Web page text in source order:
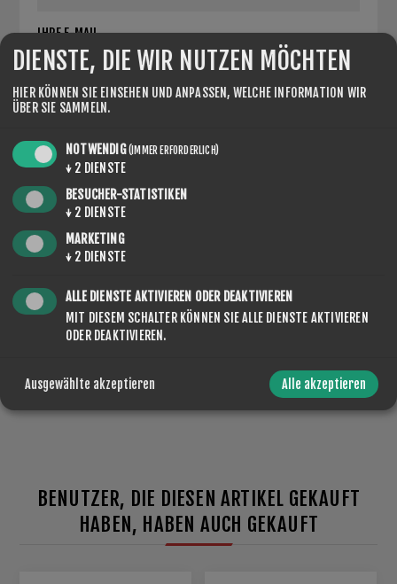
IHRE E-MAIL
ANFRAGE
BENUTZER, DIE DIESEN ARTIKEL GEKAUFT
HABEN, HABEN AUCH GEKAUFT
DIENSTE, DIE WIR NUTZEN MÖCHTEN
HIER KÖNNEN SIE EINSEHEN UND ANPASSEN, WELCHE INFORMATION WIR
ÜBER SIE SAMMELN.
NOTWENDIG(IMMER ERFORDERLICH)
↓ 2 DIENSTE
BESUCHER-STATISTIKEN
↓ 2 DIENSTE
MARKETING
↓ 2 DIENSTE
ALLE DIENSTE AKTIVIEREN ODER DEAKTIVIEREN
MIT DIESEM SCHALTER KÖNNEN SIE ALLE DIENSTE AKTIVIEREN
ODER DEAKTIVIEREN.
Ausgewählte akzeptieren Alle akzeptieren